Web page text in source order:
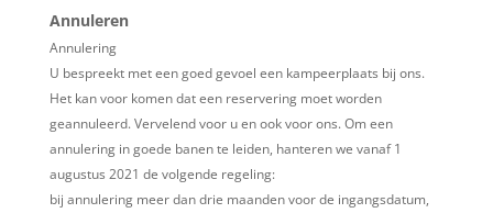
Annuleren
Annulering
U bespreekt met een goed gevoel een kampeerplaats bij ons.
Het kan voor komen dat een reservering moet worden
geannuleerd. Vervelend voor u en ook voor ons. Om een
annulering in goede banen te leiden, hanteren we vanaf 1
augustus 2021 de volgende regeling:
bij annulering meer dan drie maanden voor de ingangsdatum,